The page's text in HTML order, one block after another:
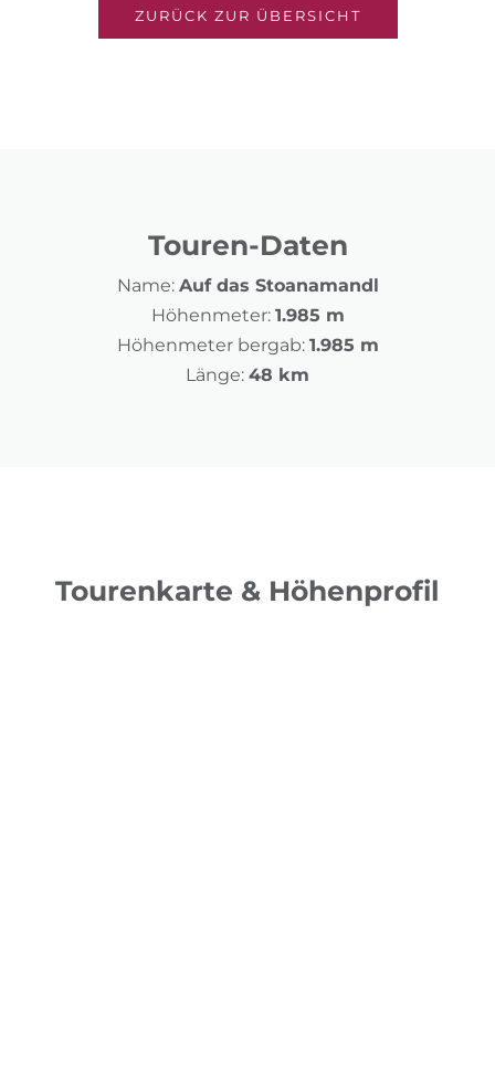
ZURÜCK ZUR ÜBERSICHT
Touren-Daten
Name: Auf das Stoanamandl
Höhenmeter: 1.985 m
Höhenmeter bergab: 1.985 m
Länge: 48 km
Tourenkarte & Höhenprofil